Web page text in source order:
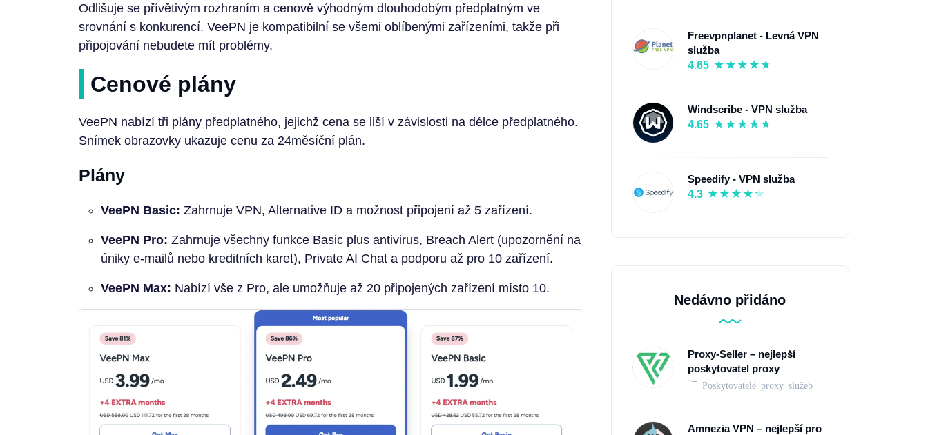
Odlišuje se přívětivým rozhraním a cenově výhodným dlouhodobým předplatným ve
srovnání s konkurencí. VeePN je kompatibilní se všemi oblíbenými zařízeními, takže při
připojování nebudete mít problémy.
Cenové plány
VeePN nabízí tři plány předplatného, jejichž cena se liší v závislosti na délce předplatného.
Snímek obrazovky ukazuje cenu za 24měsíční plán.
Plány
VeePN Basic: Zahrnuje VPN, Alternative ID a možnost připojení až 5 zařízení.
VeePN Pro: Zahrnuje všechny funkce Basic plus antivirus, Breach Alert (upozornění na
úniky e-mailů nebo kreditních karet), Private AI Chat a podporu až pro 10 zařízení.
VeePN Max: Nabízí vše z Pro, ale umožňuje až 20 připojených zařízení místo 10.
Freevpnplanet - Levná VPN
služba
4.65
Windscribe - VPN služba
4.65
Speedify - VPN služba
4.3
Nedávno přidáno
Proxy-Seller – nejlepší
poskytovatel proxy
Poskytovatelé proxy služeb
Amnezia VPN – nejlepší pro